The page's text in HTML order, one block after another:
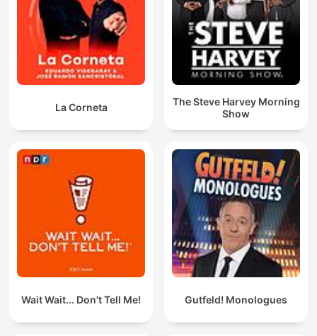
La Corneta
The Steve Harvey Morning
Show
Wait Wait... Don't Tell Me! Gutfeld! Monologues